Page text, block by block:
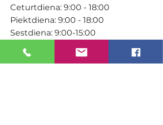
Ceturtdiena: 9:00 - 18:00
Piektdiena: 9:00 - 18:00
Sestdiena: 9:00-15:00